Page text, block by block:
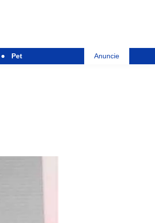
Pet Anuncie